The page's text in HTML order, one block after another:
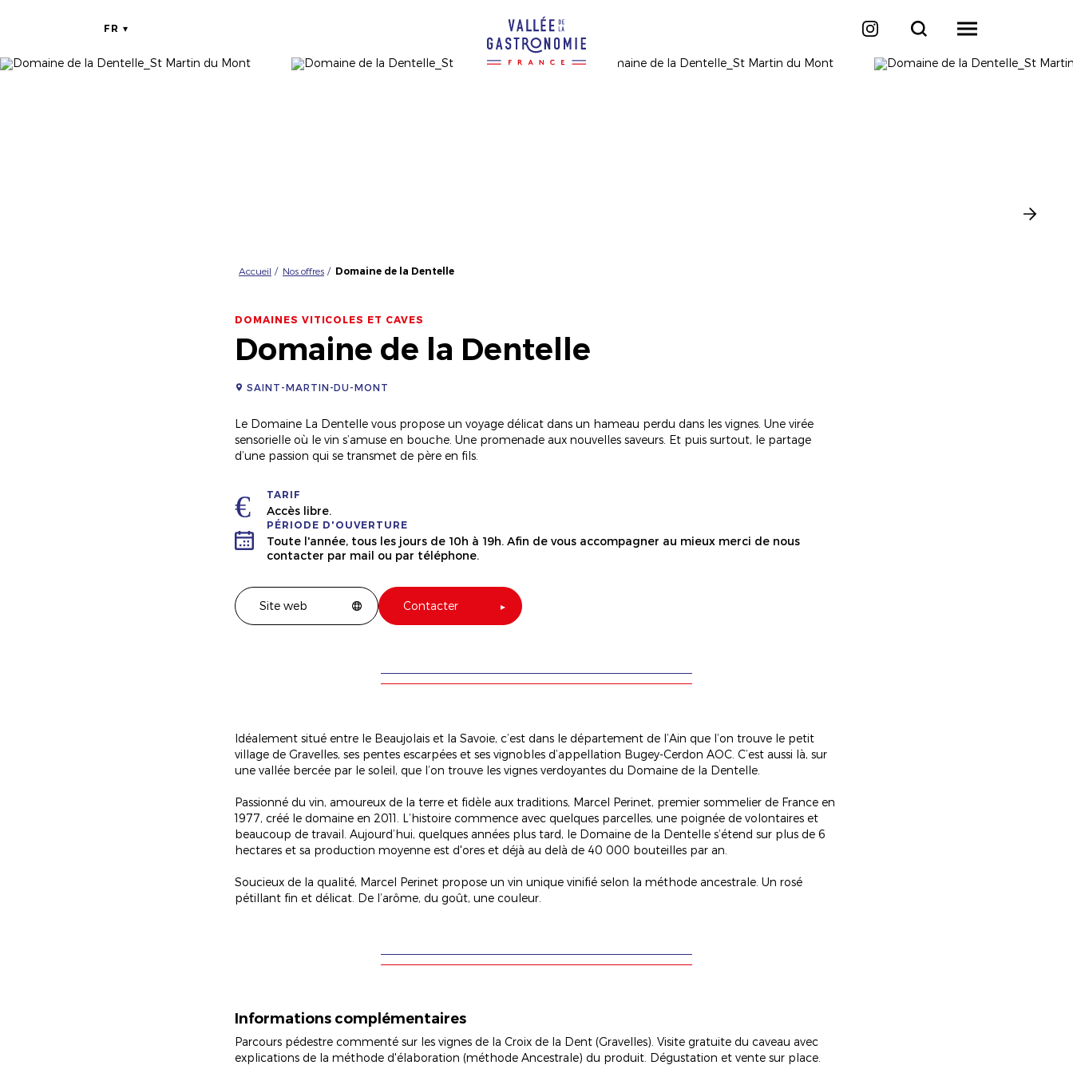
FR
Accueil Nos offres Domaine de la Dentelle
DOMAINES VITICOLES ET CAVES
Domaine de la Dentelle
SAINT-MARTIN-DU-MONT
Le Domaine La Dentelle vous propose un voyage délicat dans un hameau perdu dans les vignes. Une virée
sensorielle où le vin s’amuse en bouche. Une promenade aux nouvelles saveurs. Et puis surtout, le partage
d’une passion qui se transmet de père en fils.
TARIF
Accès libre.
PÉRIODE D'OUVERTURE
Toute l'année, tous les jours de 10h à 19h. Afin de vous accompagner au mieux merci de nous
contacter par mail ou par téléphone.
Site web Contacter
Idéalement situé entre le Beaujolais et la Savoie, c’est dans le département de l’Ain que l’on trouve le petit
village de Gravelles, ses pentes escarpées et ses vignobles d’appellation Bugey-Cerdon AOC. C’est aussi là, sur
une vallée bercée par le soleil, que l’on trouve les vignes verdoyantes du Domaine de la Dentelle.
Passionné du vin, amoureux de la terre et fidèle aux traditions, Marcel Perinet, premier sommelier de France en
1977, créé le domaine en 2011. L’histoire commence avec quelques parcelles, une poignée de volontaires et
beaucoup de travail. Aujourd’hui, quelques années plus tard, le Domaine de la Dentelle s’étend sur plus de 6
hectares et sa production moyenne est d'ores et déjà au delà de 40 000 bouteilles par an.
Soucieux de la qualité, Marcel Perinet propose un vin unique vinifié selon la méthode ancestrale. Un rosé
pétillant fin et délicat. De l’arôme, du goût, une couleur.
Informations complémentaires
Parcours pédestre commenté sur les vignes de la Croix de la Dent (Gravelles). Visite gratuite du caveau avec
explications de la méthode d'élaboration (méthode Ancestrale) du produit. Dégustation et vente sur place.